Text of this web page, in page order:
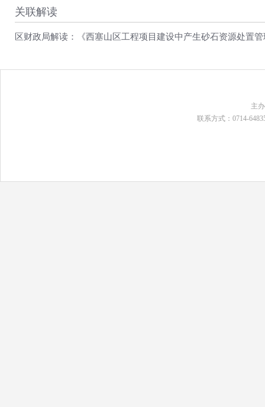
关联解读
区财政局解读：《西塞山区工程项目建设中产生砂石资源处置
主
联系方式：0714-